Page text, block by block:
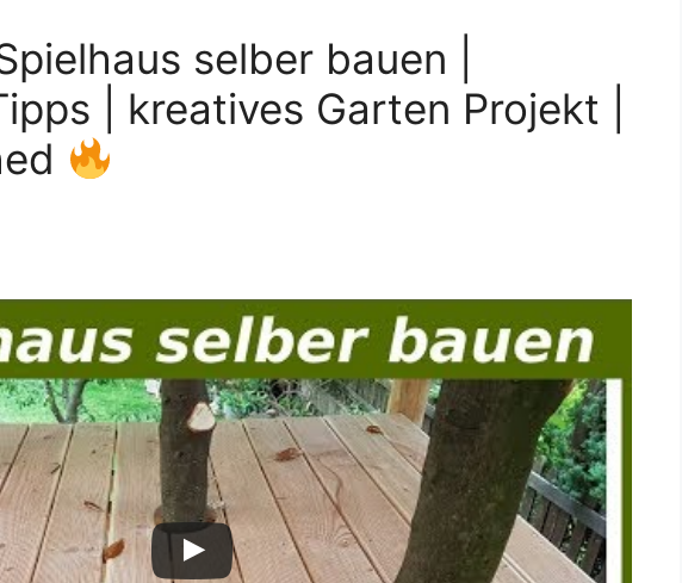
selber bauen |
| kreatives Garten Projekt |
ansehen